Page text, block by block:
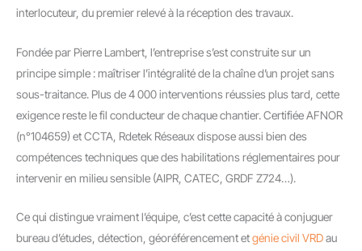
interlocuteur, du premier relevé à la réception des travaux.
Fondée par Pierre Lambert, l’entreprise s’est construite sur un
principe simple : maîtriser l’intégralité de la chaîne d’un projet sans
sous-traitance. Plus de 4 000 interventions réussies plus tard, cette
exigence reste le fil conducteur de chaque chantier. Certifiée AFNOR
(n°104659) et CCTA, Rdetek Réseaux dispose aussi bien des
compétences techniques que des habilitations réglementaires pour
intervenir en milieu sensible (AIPR, CATEC, GRDF Z724…).
Ce qui distingue vraiment l’équipe, c’est cette capacité à conjuguer
bureau d’études, détection, géoréférencement etgénie civil VRDau